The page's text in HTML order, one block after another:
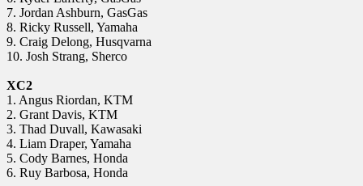
7. Jordan Ashburn, GasGas
8. Ricky Russell, Yamaha
9. Craig Delong, Husqvarna
10. Josh Strang, Sherco
XC2
1. Angus Riordan, KTM
2. Grant Davis, KTM
3. Thad Duvall, Kawasaki
4. Liam Draper, Yamaha
5. Cody Barnes, Honda
6. Ruy Barbosa, Honda